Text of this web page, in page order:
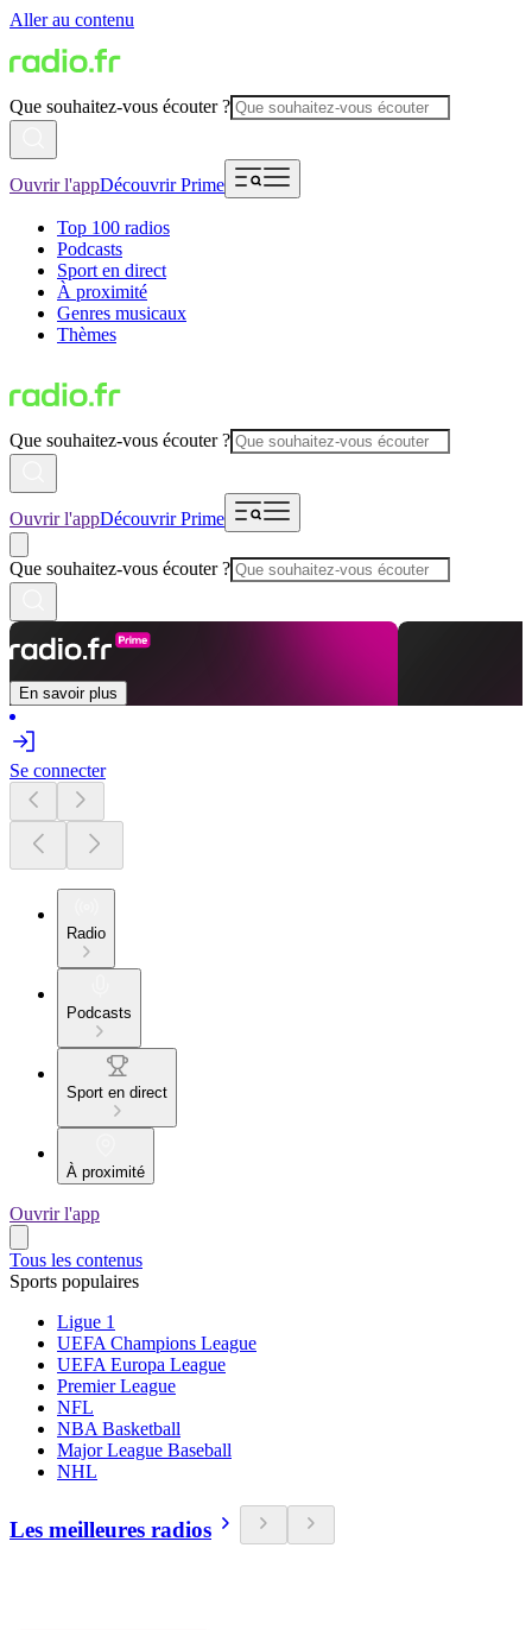
Aller au contenu
Que souhaitez-vous écouter ?
Ouvrir l'appDécouvrir Prime
Top 100 radios
Podcasts
Sport en direct
À proximité
Genres musicaux
Thèmes
Que souhaitez-vous écouter ?
Ouvrir l'appDécouvrir Prime
Que souhaitez-vous écouter ?
En savoir plus
Se connecter
Radio
Podcasts
Sport en direct
À proximité
Ouvrir l'app
Tous les contenus
Sports populaires
Ligue 1
UEFA Champions League
UEFA Europa League
Premier League
NFL
NBA Basketball
Major League Baseball
NHL
Les meilleures radios